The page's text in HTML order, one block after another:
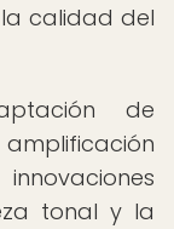
calidad del
de
tonal y la